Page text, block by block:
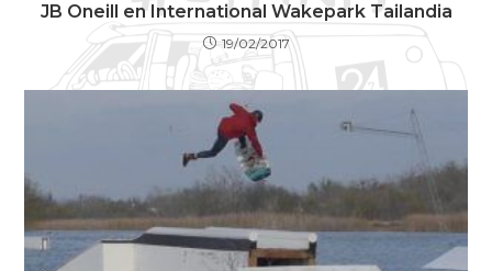
JB Oneill en International Wakepark Tailandia
19/02/2017